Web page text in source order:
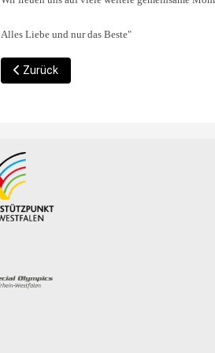
Alles Liebe und nur das Beste"
Vorheriger Beitrag: Goldene Ehrennadel
Zurück